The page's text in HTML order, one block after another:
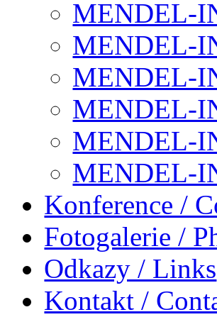
MENDEL-
MENDEL-
MENDEL-
MENDEL-
MENDEL-
MENDEL-
Konference /
Fotogalerie /
Odkazy / Links
Kontakt /